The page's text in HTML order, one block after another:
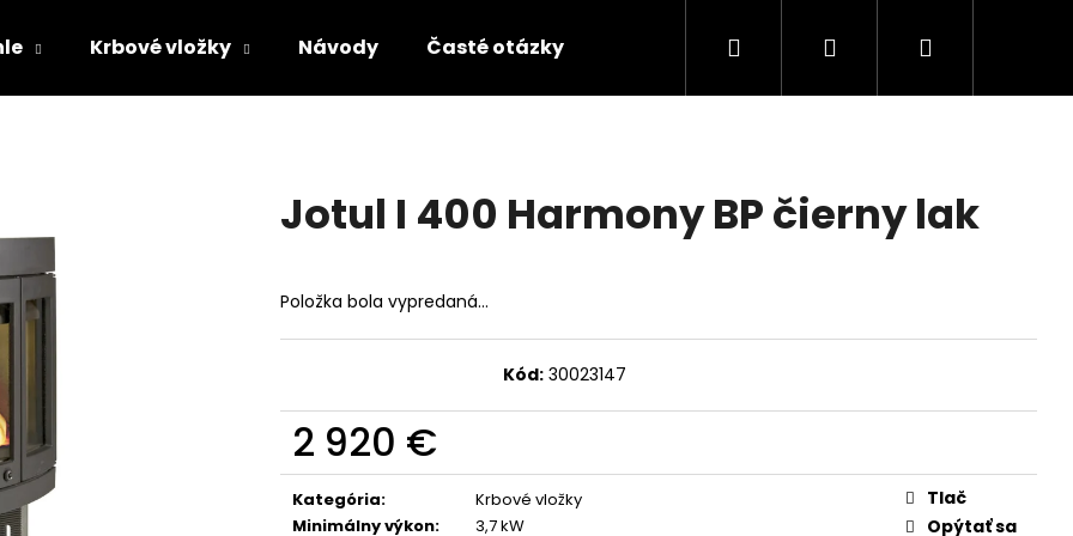
Krbové vložky Návody Časté otázky PredajcoviaHľadať PrihlásenieNákupný
Jotul I 400 Harmony BP čierny lak
Položka bola vypredaná…
Kód: 30023147
2 920 €
Jednotková
cena:
Kategória:
Krbové vložky
Minimálny výkon:
3,7 kW
Tlač
Opýtať sa
HĽADAŤ